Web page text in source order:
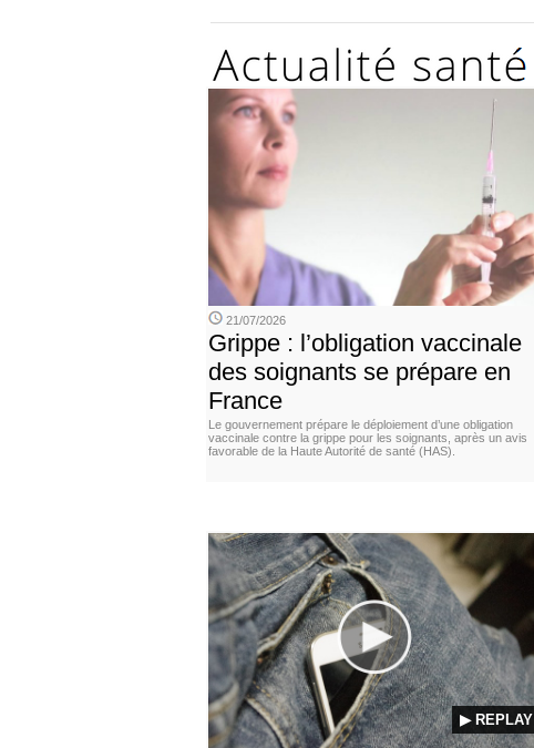
21/07/2026
Grippe : l’obligation vaccinale
des soignants se prépare en
France
Le gouvernement prépare le déploiement d’une obligation
vaccinale contre la grippe pour les soignants, après un avis
favorable de la Haute Autorité de santé (HAS).
▶ REPLAY